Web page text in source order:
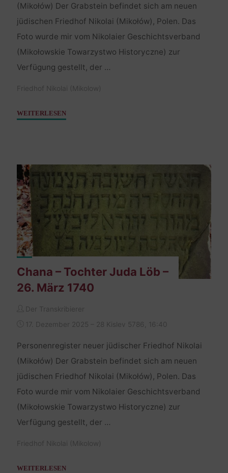
(Mikołów) Der Grabstein befindet sich am neuen
jüdischen Friedhof Nikolai (Mikołów), Polen. Das
Foto wurde mir vom Nikolaier Geschichtsverband
(Mikołowskie Towarzystwo Historyczne) zur
Verfügung gestellt, der …
Friedhof Nikolai (Mikolow)
WEITERLESEN"Breindel,
21.
Juni
1781"
Chana – Tochter Juda Löb –
26. März 1740
Der Transkribierer
17. Dezember 2025 – 28 Kislev 5786, 16:40
Personenregister neuer jüdischer Friedhof Nikolai
(Mikołów) Der Grabstein befindet sich am neuen
jüdischen Friedhof Nikolai (Mikołów), Polen. Das
Foto wurde mir vom Nikolaier Geschichtsverband
(Mikołowskie Towarzystwo Historyczne) zur
Verfügung gestellt, der …
Friedhof Nikolai (Mikolow)
WEITERLESEN"Chana